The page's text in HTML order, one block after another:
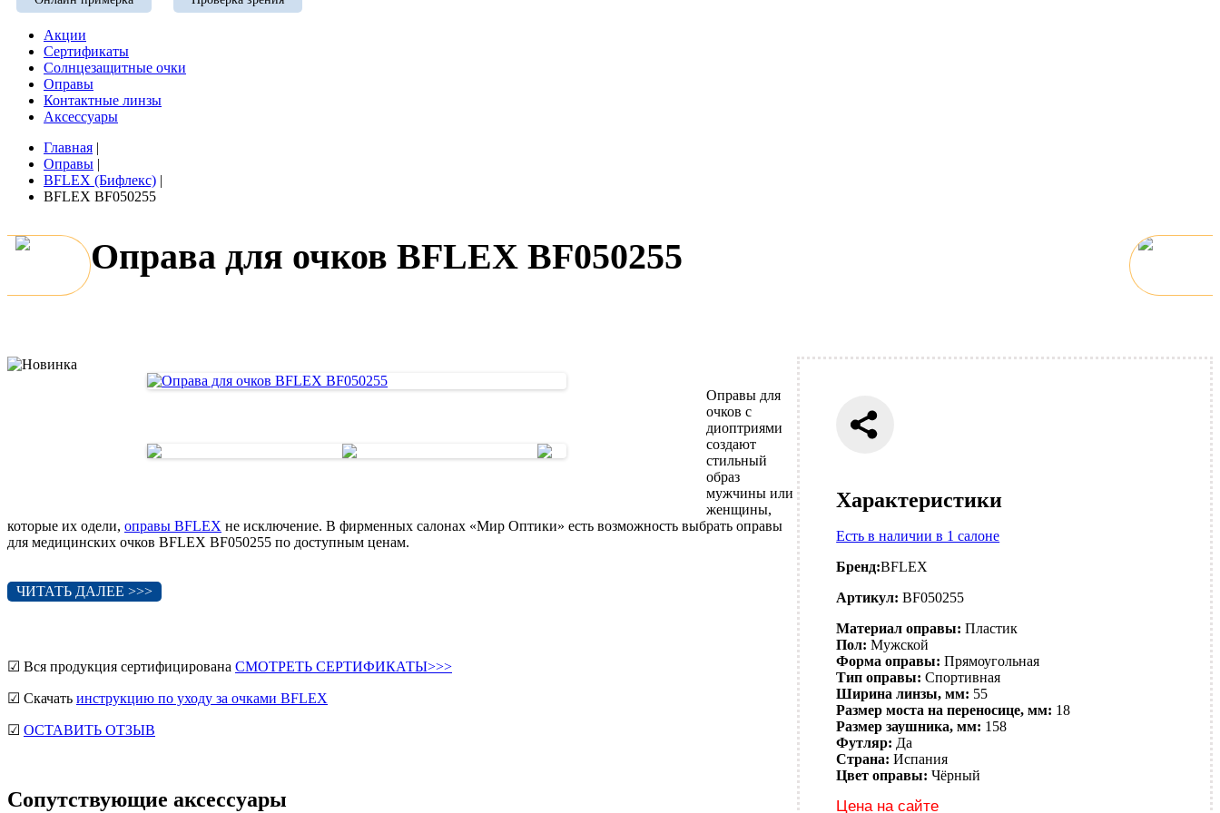
Акции
Сертификаты
Солнцезащитные очки
Оправы
Контактные линзы
Аксессуары
Главная |
Оправы |
BFLEX (Бифлекс) |
BFLEX BF050255
Оправа для очков BFLEX BF050255
Характеристики
Есть в наличии в 1 салоне
Бренд:BFLEX
Артикул: BF050255
Материал оправы: Пластик
Пол: Мужской
Форма оправы: Прямоугольная
Тип оправы: Спортивная
Ширина линзы, мм: 55
Размер моста на переносице, мм: 18
Размер заушника, мм: 158
Футляр: Да
Страна: Испания
Цвет оправы: Чёрный
Цена на сайте
Оправы для
очков с
диоптриями
создают
стильный
образ
мужчины или
женщины,
которые их одели, оправы BFLEX не исключение. В фирменных салонах «Мир Оптики» есть возможность выбрать оправы
для медицинских очков BFLEX BF050255 по доступным ценам.
ЧИТАТЬ ДАЛЕЕ >>>
☑ Вся продукция сертифицирована СМОТРЕТЬ СЕРТИФИКАТЫ>>>
☑ Скачать инструкцию по уходу за очками BFLEX
☑ ОСТАВИТЬ ОТЗЫВ
Сопутствующие аксессуары